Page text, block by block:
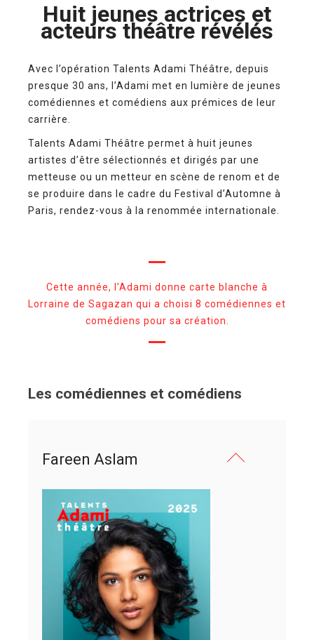
Huit jeunes actrices et
acteurs théâtre révélés
Avec l’opération Talents Adami Théâtre, depuis
presque 30 ans, l’Adami met en lumière de jeunes
comédiennes et comédiens aux prémices de leur
carrière.
Talents Adami Théâtre permet à huit jeunes
artistes d’être sélectionnés et dirigés par une
metteuse ou un metteur en scène de renom et de
se produire dans le cadre du Festival d’Automne à
Paris, rendez-vous à la renommée internationale.
Cette année, l’Adami donne carte blanche à
Lorraine de Sagazan qui a choisi 8 comédiennes et
comédiens pour sa création.
Les comédiennes et comédiens
Fareen Aslam